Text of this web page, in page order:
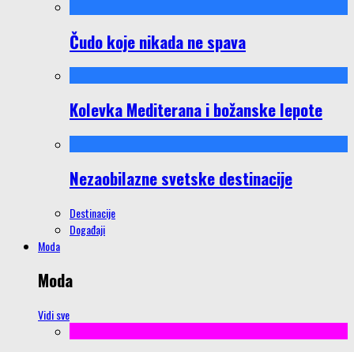
Čudo koje nikada ne spava
Kolevka Mediterana i božanske lepote
Nezaobilazne svetske destinacije
Destinacije
Događaji
Moda
Moda
Vidi sve